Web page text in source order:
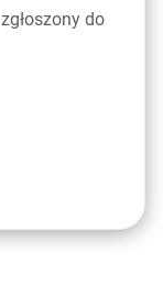
do